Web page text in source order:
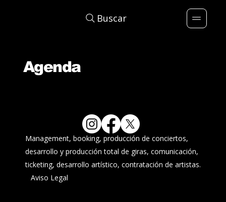
Buscar
Agenda
Management, booking, producción de conciertos,
desarrollo y producción total de giras, comunicación,
ticketing, desarrollo artístico, contratación de artistas.
Aviso Legal